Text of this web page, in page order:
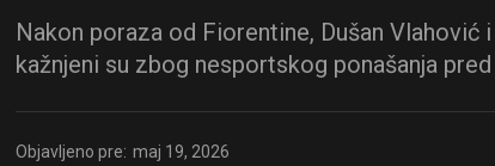
Nakon poraza od Fiorentine, Dušan Vlahović
kažnjeni su zbog nesportskog ponašanja
Objavljeno pre: maj 19, 2026